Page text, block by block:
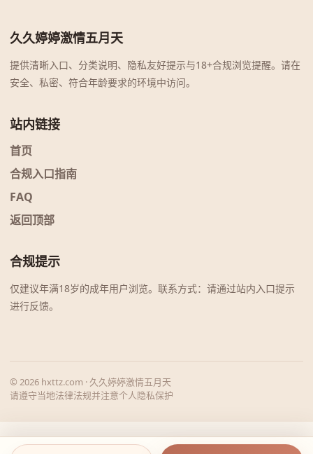
久久婷婷激情五月天
提供清晰入口、分类说明、隐私友好提示与18+合规浏览提醒。请在
安全、私密、符合年龄要求的环境中访问。
站内链接
首页
合规入口指南
FAQ
返回顶部
合规提示
仅建议年满18岁的成年用户浏览。联系方式：请通过站内入口提示
进行反馈。
© 2026 hxttz.com · 久久婷婷激情五月天
请遵守当地法律法规并注意个人隐私保护